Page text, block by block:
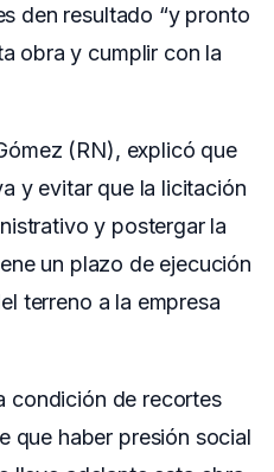
den resultado “y pronto
obra y cumplir con la
(RN), explicó que
y evitar que la licitación
y postergar la
un plazo de ejecución
terreno a la empresa
condición de recortes
que haber presión social